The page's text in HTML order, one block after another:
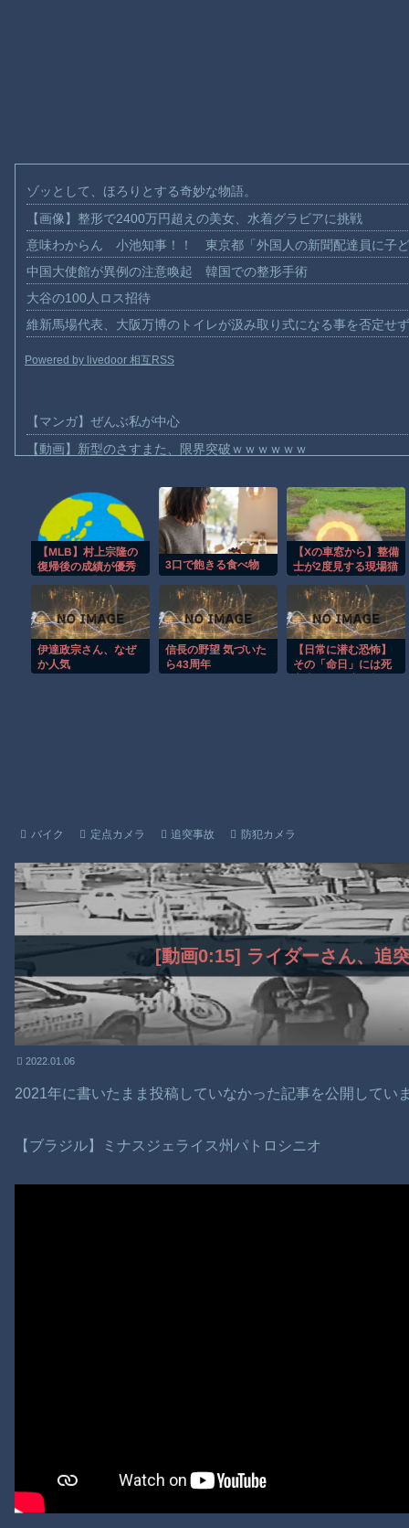
ゾッとして、ほろりとする奇妙な物語。
【画像】整形で2400万円超えの美女、水着グラビアに挑戦
意味わからん 小池知事！！ 東京都「外国人の新聞配達員に子
中国大使館が異例の注意喚起 韓国での整形手術
大谷の100人ロス招待
維新馬場代表、大阪万博のトイレが汲み取り式になる事を否定せ
Powered by livedoor 相互RSS
【マンガ】ぜんぶ私が中心
【動画】新型のさすまた、限界突破ｗｗｗｗｗｗ
【動画】メキシコのインフルエンサー、ライブ配信中に襲撃され
【動画】仲間に花火を水平撃ちしようとして障害を負ったかもし
【宮崎】マジ勘弁してほしい。久しぶりに恐ろしい子供ミサイル
【動画】パキスタンの山の麓で撮影された鉄砲水が地獄すぎる。
ヒロインが死ぬアニメって四月は君の嘘くらいしかないような
オレたちひょうきん族の懺悔室なんてナウなヤングは知らんだろ
【MLB】村上宗隆の
復帰後の成績が優秀
送った29球団は大ポ
カやらかしてるわ」
「お試し契約でしっ
かり結果を残してる
な」
3口で飽きる食べ物
【Xの車窓から】整備
士が2度見する現場猫
伊達政宗さん、なぜ
か人気
信長の野望 気づいた
ら43周年
【日常に潜む恐怖】
その「命日」には死
バイク 定点カメラ 追突事故 防犯カメラ
[動画0:15] ライダーさん、追
2022.01.06
2021年に書いたまま投稿していなかった記事を公開してい
【ブラジル】ミナスジェライス州パトロシニオ